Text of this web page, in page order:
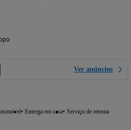
Ver anúncios
Entrega em casa Serviço de retoma